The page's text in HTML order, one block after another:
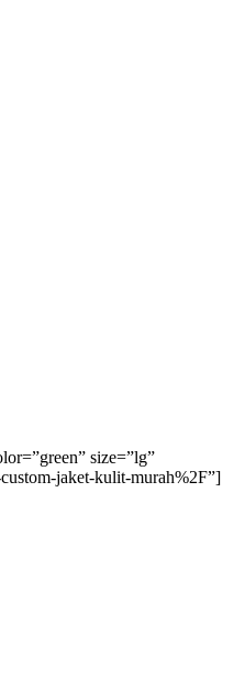
size=”lg”
jaket-kulit-murah%2F”]